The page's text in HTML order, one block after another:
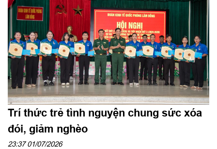
Trí thức trẻ tình nguyện chung sức xóa
đói, giảm nghèo
23:37 01/07/2026